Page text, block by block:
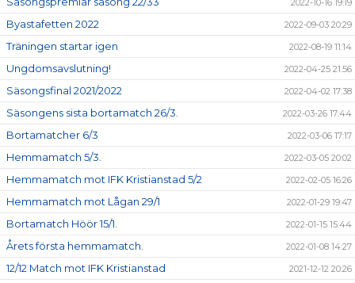
2022-10-16 19:19
Byastafetten 2022 2022-09-03 20:29
Träningen startar igen 2022-08-19 11:14
Ungdomsavslutning! 2022-04-25 21:56
Säsongsfinal 2021/2022 2022-04-02 17:38
Säsongens sista bortamatch 26/3. 2022-03-26 17:44
Bortamatcher 6/3 2022-03-06 17:17
Hemmamatch 5/3. 2022-03-05 20:02
Hemmamatch mot IFK Kristianstad 5/2 2022-02-05 16:26
Hemmamatch mot Lågan 29/1 2022-01-29 19:47
Bortamatch Höör 15/1. 2022-01-15 15:44
Årets första hemmamatch. 2022-01-08 14:27
12/12 Match mot IFK Kristianstad 2021-12-12 20:26